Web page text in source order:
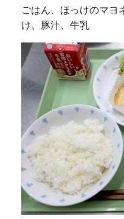
ごはん、ほっけのマヨ
け、豚汁、牛乳